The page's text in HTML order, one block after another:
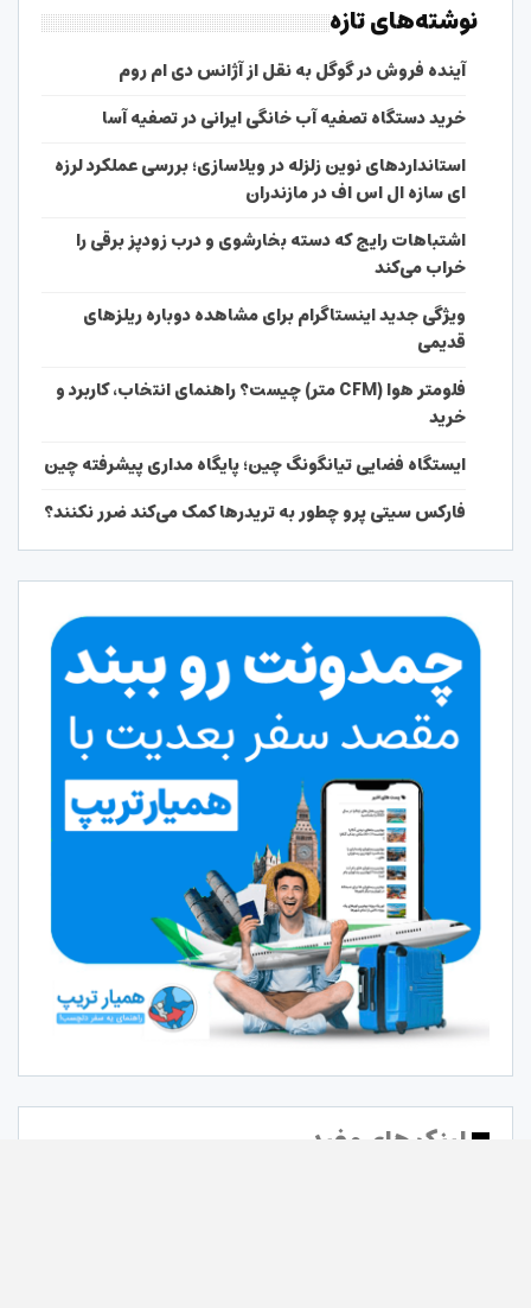
نوشته‌های تازه
آینده فروش در گوگل به نقل از آژانس دی ام روم
خرید دستگاه تصفیه آب خانگی ایرانی در تصفیه آسا
استانداردهای نوین زلزله در ویلاسازی؛ بررسی عملکرد لرزه
ای سازه ال اس اف در مازندران
اشتباهات رایج که دسته بخارشوی و درب زودپز برقی را
خراب می‌کند
ویژگی جدید اینستاگرام برای مشاهده دوباره ریلزهای
قدیمی
فلومتر هوا (CFM متر) چیست؟ راهنمای انتخاب، کاربرد و
خرید
ایستگاه فضایی تیانگونگ چین؛ پایگاه مداری پیشرفته چین
فارکس سیتی پرو چطور به تریدرها کمک می‌کند ضرر نکنند؟
لینک های مفید